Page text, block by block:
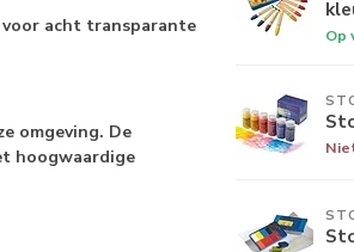
acht transparante
omgeving. De
hoogwaardige
Op